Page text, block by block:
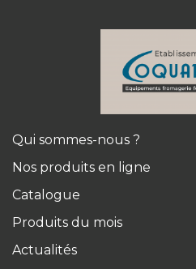
Qui sommes-nous ?
Nos produits en ligne
Catalogue
Produits du mois
Actualités